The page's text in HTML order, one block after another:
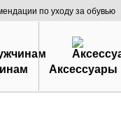
по уходу за обувью
Аксессуары